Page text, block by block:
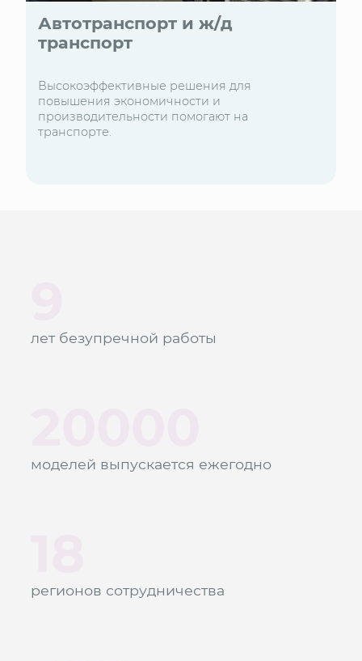
Автотранспорт и ж/д
транспорт
Высокоэффективные решения для
повышения экономичности и
производительности помогают на
транспорте.
лет безупречной работы
моделей выпускается ежегодно
регионов сотрудничества